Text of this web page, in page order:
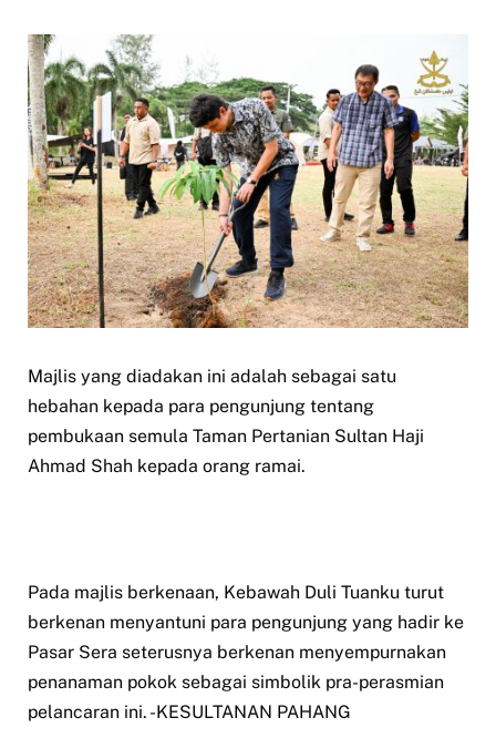
Majlis yang diadakan ini adalah sebagai satu
hebahan kepada para pengunjung tentang
pembukaan semula Taman Pertanian Sultan Haji
Ahmad Shah kepada orang ramai.
Pada majlis berkenaan, Kebawah Duli Tuanku turut
berkenan menyantuni para pengunjung yang hadir ke
Pasar Sera seterusnya berkenan menyempurnakan
penanaman pokok sebagai simbolik pra-perasmian
pelancaran ini. -KESULTANAN PAHANG